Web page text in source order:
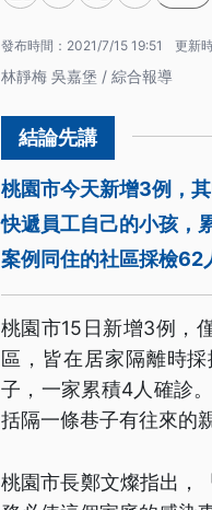
發布時間： 2021/7/15 19:51 更新
林靜梅 吳嘉堡 / 綜合報導
桃園市今天新增3例，
快遞員工自己的小孩，
案例同住的社區採檢62
桃園市15日新增3例，
區，皆在居家隔離時
子，一家累積4人確診
括隔一條巷子有往來的
桃園市長鄭文燦指出，